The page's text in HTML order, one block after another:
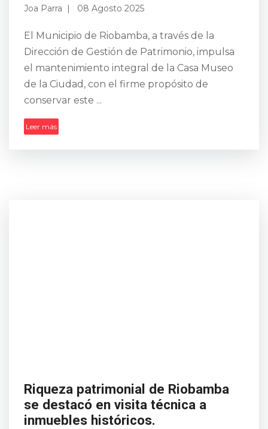
Joa Parra 08 Agosto 2025
El Municipio de Riobamba, a través de la
Dirección de Gestión de Patrimonio, impulsa
el mantenimiento integral de la Casa Museo
de la Ciudad, con el firme propósito de
conservar este ...
Leer más
Riqueza patrimonial de Riobamba
se destacó en visita técnica a
inmuebles históricos.